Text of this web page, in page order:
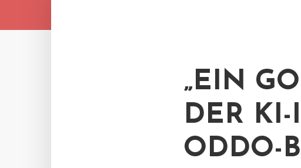
„EIN
DER KI-
ODDO-